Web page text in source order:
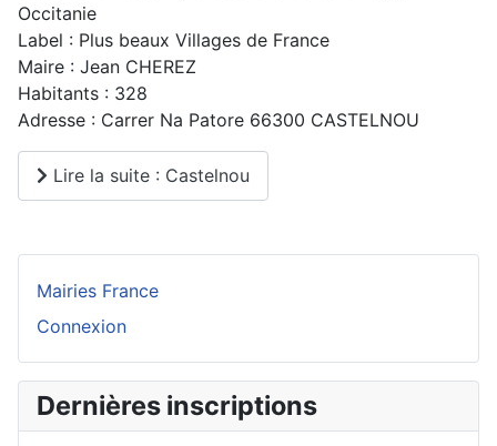
Occitanie
Label : Plus beaux Villages de France
Maire : Jean CHEREZ
Habitants : 328
Adresse : Carrer Na Patore 66300 CASTELNOU
Lire la suite : Castelnou
Mairies France
Connexion
Dernières inscriptions